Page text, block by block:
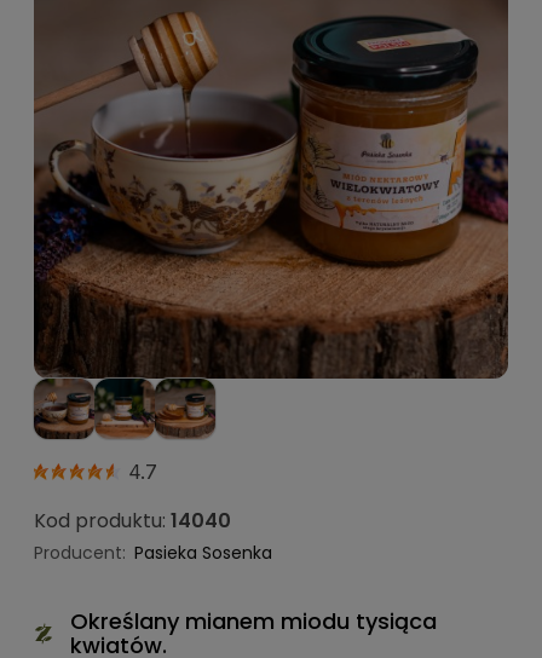
4.7
Kod produktu: 14040
Producent: Pasieka Sosenka
Określany mianem miodu tysiąca
kwiatów.